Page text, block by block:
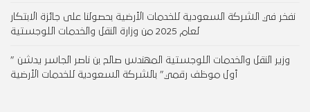
نفخر في الشركة السعودية للخدمات الأرضية بحصولنا على جائزة الابتكار
لعام 2025 من وزارة النقل والخدمات اللوجستية
وزير النقل والخدمات اللوجستية المهندس صالح بن ناصر الجاسر يدشن ”
أول موظف رقمي” بالشركة السعودية للخدمات الأرضية